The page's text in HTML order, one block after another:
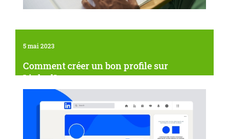
5 mai 2023
Comment créer un bon profile sur
LinkedIn